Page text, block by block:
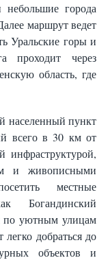
города
маршрут ведет
Уральские горы и
проходит через
область, где
населенный пункт
всего в 30 км от
инфраструктурой,
и живописными
местные
Богандинский
по уютным улицам
добраться до
объектов и